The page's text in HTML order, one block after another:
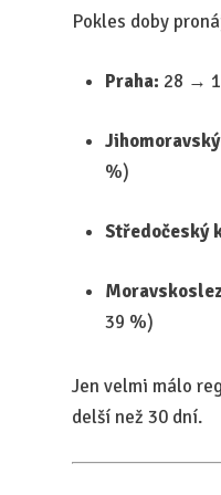
Pokles doby
Praha: 28 →
%)
Středočeský
39 %)
Jen velmi málo
delší než 30 dní.